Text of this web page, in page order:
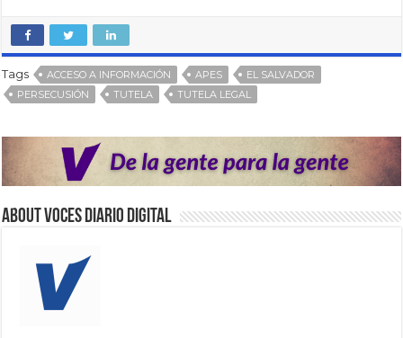
Tags ACCESO A INFORMACIÓN APES
EL SALVADOR
PERSECUSIÓN
TUTELA TUTELA LEGAL
About VOCES Diario digital